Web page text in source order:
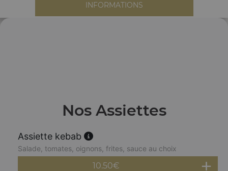
INFORMATIONS
Nos Assiettes
Assiette kebab
Salade, tomates, oignons, frites, sauce au choix
10.50€